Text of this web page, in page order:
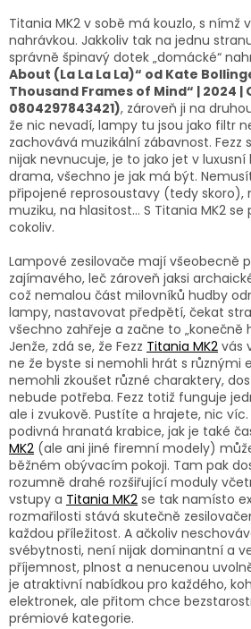
Titania MK2 v sobě má kouzlo, s nímž
nahrávkou. Jakkoliv tak na jednu
správně špinavý dotek „domácké“
About (La La La La)“ od Kate
Thousand Frames of Mind“ | 2024 |
0804297843421), zároveň ji na
že nic nevadí, lampy tu jsou jako filtr
zachovává muzikální zábavnost. Fezz
nijak nevnucuje, je to jako jet v luxusní
drama, všechno je jak má být.
připojené reprosoustavy (tedy skoro),
muziku, na hlasitost… S Titania MK2
cokoliv.
Lampové zesilovače mají všeobecně
zajímavého, leč zároveň jaksi
což nemalou část milovníků hudby
lampy, nastavovat předpětí, čekat
všechno zahřeje a začne to „konečně
Jenže, zdá se, že Fezz Titania MK2 vás
ne že byste si nemohli hrát s různými
nemohli zkoušet různé charaktery,
nebude potřeba. Fezz totiž funguje
ale i zvukově. Pustíte a hrajete, nic
podivná hranatá krabice, jak je také
MK2 (ale ani jiné firemní modely)
běžném obývacím pokoji. Tam pak
rozumně drahé rozšiřující moduly
vstupy a Titania MK2 se tak namísto
rozmařilosti stává skutečně
každou příležitost. A ačkoliv
svébytnosti, není nijak dominantní a
příjemnost, plnost a nenucenou
je atraktivní nabídkou pro každého,
elektronek, ale přitom chce
prémiové kategorie.